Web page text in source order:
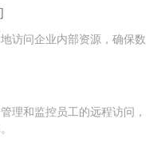
访问企业内部资源，确保数
理和监控员工的远程访问，